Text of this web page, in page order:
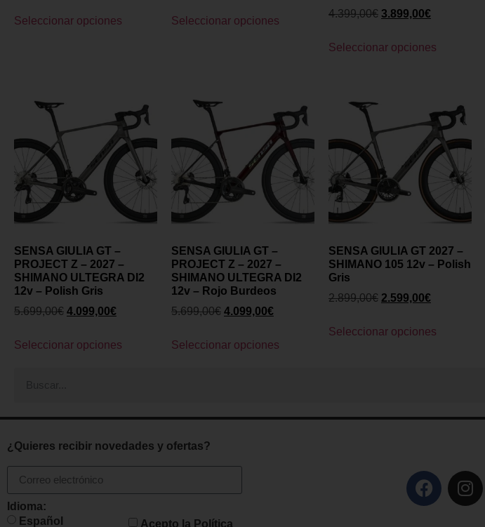
Seleccionar opciones Seleccionar opciones
4.399,00€ 3.899,00€
Seleccionar opciones
SENSA GIULIA GT –
PROJECT Z – 2027 –
SHIMANO ULTEGRA DI2
12v – Polish Gris
5.699,00€ 4.099,00€
Seleccionar opciones
SENSA GIULIA GT –
PROJECT Z – 2027 –
SHIMANO ULTEGRA DI2
12v – Rojo Burdeos
5.699,00€ 4.099,00€
Seleccionar opciones
SENSA GIULIA GT 2027 –
SHIMANO 105 12v – Polish
Gris
2.899,00€ 2.599,00€
Seleccionar opciones
¿Quieres recibir novedades y ofertas?
Idioma:
Español
Acepto la Política